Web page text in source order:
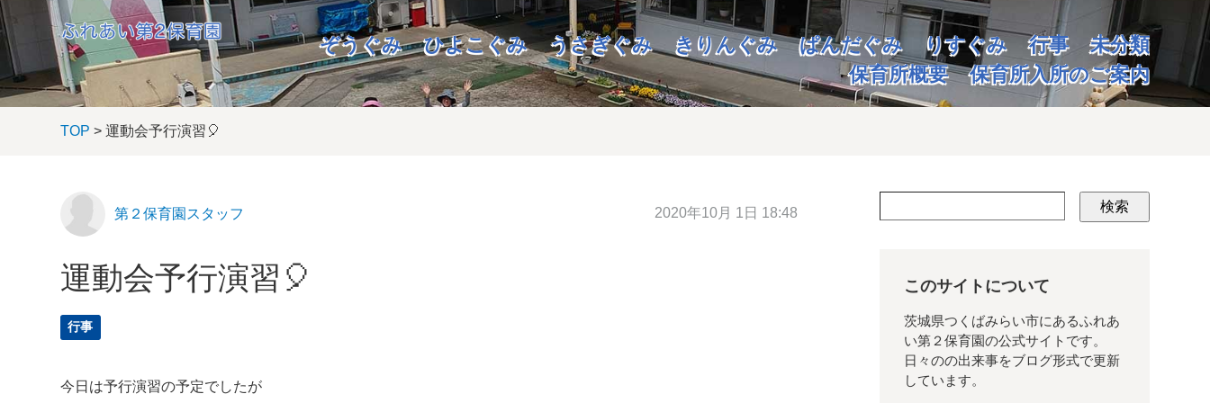
ぞうぐみ ひよこぐみ うさぎぐみ きりんぐみ ぱんだぐみ りすぐみ 行事
未分類
保育所概要
保育所入所のご案内
TOP > 運動会予行演習🎈
第２保育園スタッフ 2020年10月 1日 18:48
運動会予行演習🎈
行事
今日は予行演習の予定でしたが
検索
このサイトについて
茨城県つくばみらい市にあるふれあ
い第２保育園の公式サイトです。
日々のの出来事をブログ形式で更新
しています。